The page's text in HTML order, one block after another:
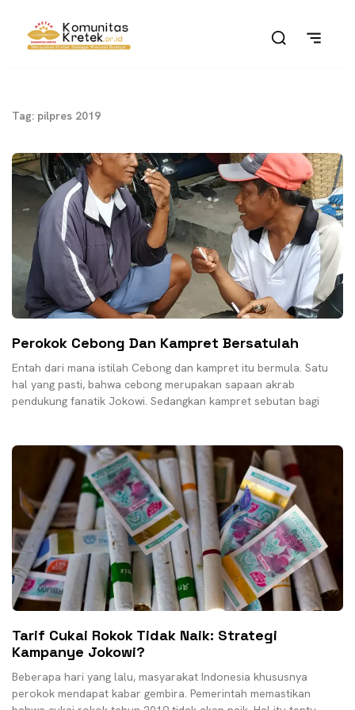
Tag: pilpres 2019
Perokok Cebong Dan Kampret Bersatulah
Entah dari mana istilah Cebong dan kampret itu bermula. Satu
hal yang pasti, bahwa cebong merupakan sapaan akrab
pendukung fanatik Jokowi. Sedangkan kampret sebutan bagi
Tarif Cukai Rokok Tidak Naik: Strategi
Kampanye Jokowi?
Beberapa hari yang lalu, masyarakat Indonesia khususnya
perokok mendapat kabar gembira. Pemerintah memastikan